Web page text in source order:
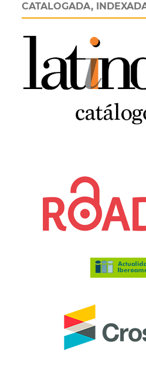
CATALOGADA,